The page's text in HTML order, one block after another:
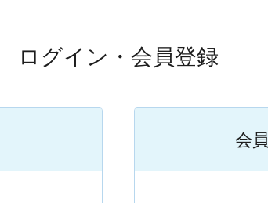
ログイン・会員登録
会